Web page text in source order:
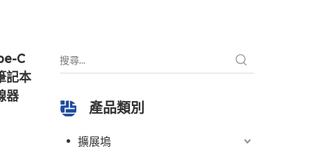
C
記本
器
產品類別
擴展塢